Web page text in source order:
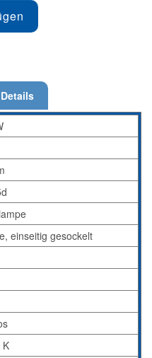
einseitig gesockelt
K